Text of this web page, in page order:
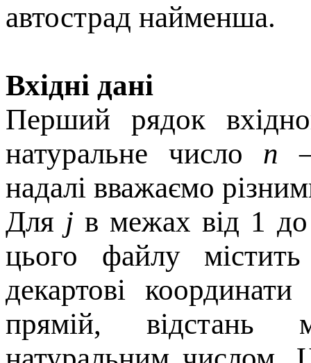
автострад найменша.
Вхідні дані
Перший рядок
натуральне число n
надалi вважаємо
Для j в межах вiд 1
цього файлу
декартовi
прямiй, вiдстань